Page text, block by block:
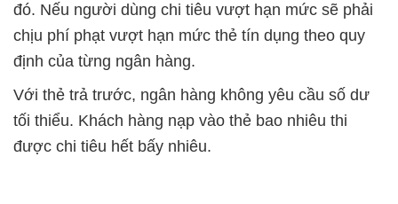
đó. Nếu người dùng chi tiêu vượt hạn mức sẽ phải
chịu phí phạt vượt hạn mức thẻ tín dụng theo quy
định của từng ngân hàng.
Với thẻ trả trước, ngân hàng không yêu cầu số dư
tối thiểu. Khách hàng nạp vào thẻ bao nhiêu thi
được chi tiêu hết bấy nhiêu.